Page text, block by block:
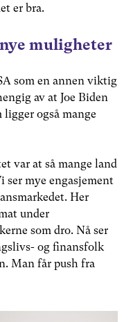
er bra.
muligheter
som en annen viktig
av at Joe Biden
også mange
var at så mange land
ser mye engasjement
Her
under
som dro. Nå ser
og finansfolk
Man får push fra